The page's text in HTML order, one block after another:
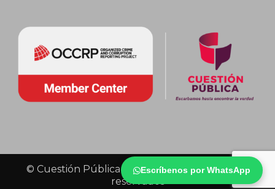
Escríbenos por WhatsApp
© Cuestión Pública 2018 - Todos los derechos
reservados